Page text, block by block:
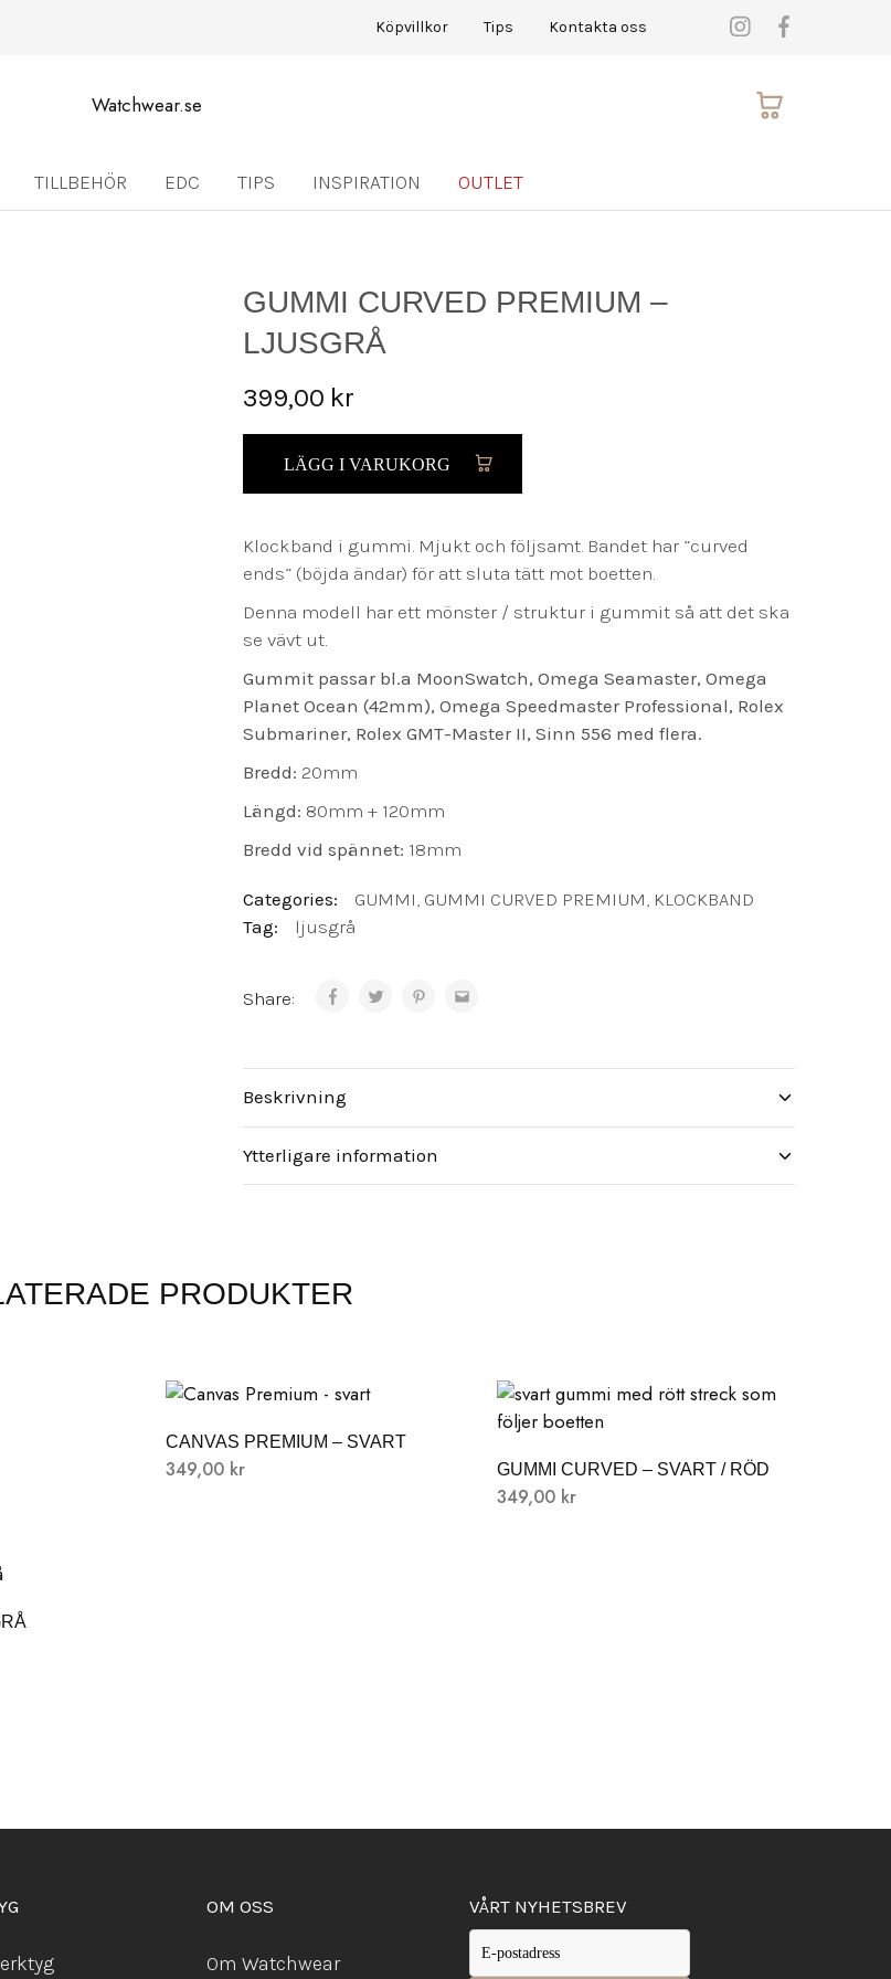
Köpvillkor Tips Kontakta oss
TILLBEHÖR EDC TIPS INSPIRATION OUTLET
GUMMI CURVED PREMIUM –
LJUSGRÅ
399,00 kr
LÄGG I VARUKORG
Klockband i gummi. Mjukt och följsamt. Bandet har ”curved
ends” (böjda ändar) för att sluta tätt mot boetten.
Denna modell har ett mönster / struktur i gummit så att det ska
se vävt ut.
Gummit passar bl.a MoonSwatch, Omega Seamaster, Omega
Planet Ocean (42mm), Omega Speedmaster Professional, Rolex
Submariner, Rolex GMT-Master II, Sinn 556 med flera.
Bredd: 20mm
Längd: 80mm + 120mm
Bredd vid spännet: 18mm
Categories: GUMMI, GUMMI CURVED PREMIUM, KLOCKBAND
Tag:
ljusgrå
Share:
Beskrivning
Ytterligare information
PRODUKTER
CANVAS PREMIUM – SVART
349,00 kr GUMMI CURVED – SVART / RÖD
349,00 kr
OM OSS
Om Watchwear
VÅRT NYHETSBREV